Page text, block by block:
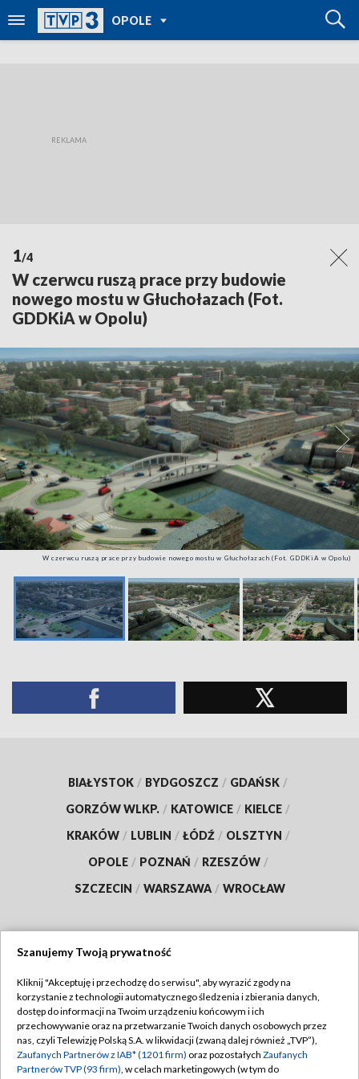
OPOLE
TVP REGIONY
1/4
W czerwcu ruszą prace przy budowie
nowego mostu w Głuchołazach (Fot.
GDDKiA w Opolu)
W czerwcu ruszą prace przy budowie nowego mostu w Głuchołazach (Fot. GDDKiA w Opolu)
BIAŁYSTOK / BYDGOSZCZ / GDAŃSK /
GORZÓW WLKP. / KATOWICE / KIELCE /
KRAKÓW / LUBLIN / ŁÓDŹ / OLSZTYN /
OPOLE / POZNAŃ / RZESZÓW /
SZCZECIN / WARSZAWA / WROCŁAW
TVP
Abonament TVP
Emisja w TVP
Regulamin TVP
Polityka prywatności
Szanujemy Twoją prywatność
Kliknij "Akceptuję i przechodzę do serwisu", aby wyrazić zgody na
korzystanie z technologii automatycznego śledzenia i zbierania danych,
dostęp do informacji na Twoim urządzeniu końcowym i ich
przechowywanie oraz na przetwarzanie Twoich danych osobowych przez
nas, czyli Telewizję Polską S.A. w likwidacji (zwaną dalej również „TVP”),
Zaufanych Partnerów z IAB* (1201 firm) oraz pozostałych Zaufanych
Partnerów TVP (93 firm), w celach marketingowych (w tym do